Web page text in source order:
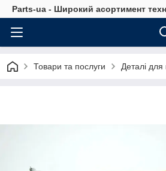
Parts-ua - Широкий асортимент
Товари та послуги Деталі